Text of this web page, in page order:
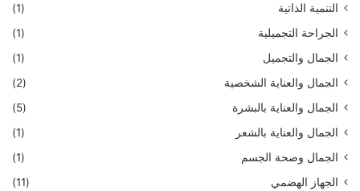
التنمية الذاتية
(1)
الجراحة التجميلية
(1)
الجمال والتجميل
(1)
الجمال والعناية الشخصية
(2)
الجمال والعناية بالبشرة
(5)
الجمال والعناية بالشعر
(1)
الجمال وصحة الجسم
(1)
الجهاز الهضمي
(11)